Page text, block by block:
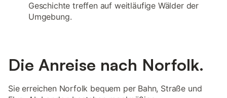
Geschichte treffen auf weitläufige Wälder der
Umgebung.
Die Anreise nach Norfolk.
Sie erreichen Norfolk bequem per Bahn, Straße und